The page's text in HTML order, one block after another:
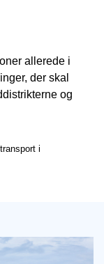
allerede i
der skal
og
i